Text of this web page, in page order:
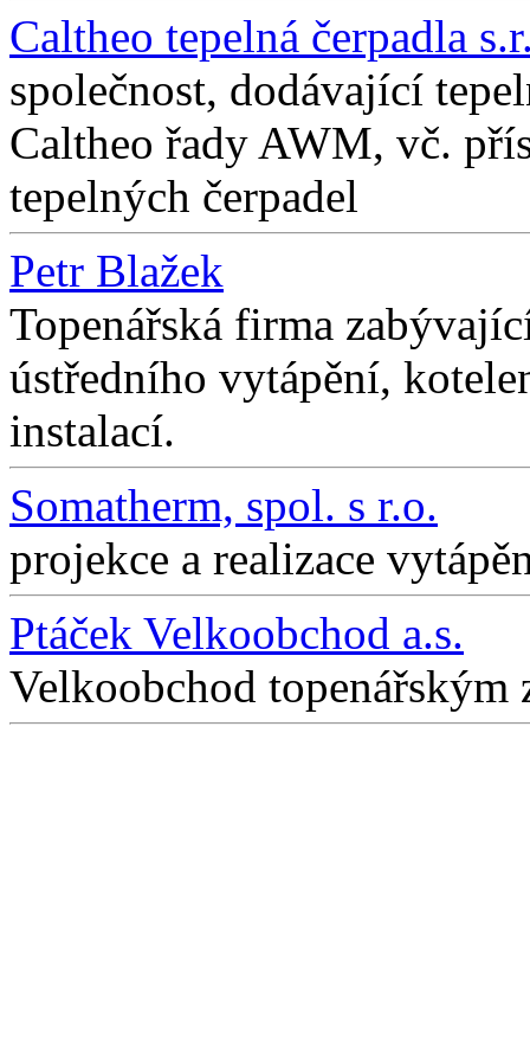
Caltheo tepelná čerpadla
společnost, dodávající
Caltheo řady AWM, vč.
tepelných čerpadel
Petr Blažek
Topenářská firma
ústředního vytápění,
instalací.
Somatherm, spol. s r.o.
projekce a realizace
Ptáček Velkoobchod a.s.
Velkoobchod topenářským